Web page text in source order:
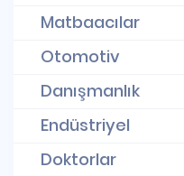
Matbaacılar
Otomotiv
Danışmanlık
Endüstriyel
Doktorlar